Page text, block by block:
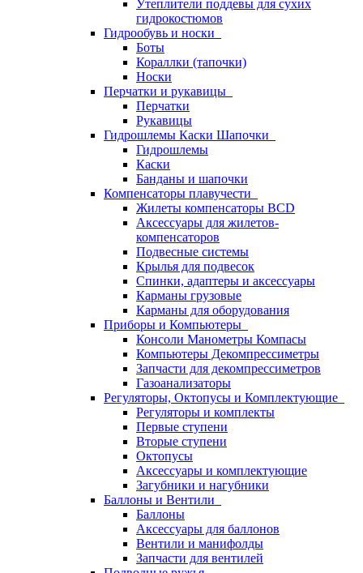
Утеплители поддевы для сухих
гидрокостюмов
Гидрообувь и носки
Боты
Кораллки (тапочки)
Носки
Перчатки и рукавицы
Перчатки
Рукавицы
Гидрошлемы Каски Шапочки
Гидрошлемы
Каски
Банданы и шапочки
Компенсаторы плавучести
Жилеты компенсаторы BCD
Аксессуары для жилетов-
компенсаторов
Подвесные системы
Крылья для подвесок
Спинки, адаптеры и аксессуары
Карманы грузовые
Карманы для оборудования
Приборы и Компьютеры
Консоли Манометры Компасы
Компьютеры Декомпрессиметры
Запчасти для декомпрессиметров
Газоанализаторы
Регуляторы, Октопусы и Комплектующие
Регуляторы и комплекты
Первые ступени
Вторые ступени
Октопусы
Аксессуары и комплектующие
Загубники и нагубники
Баллоны и Вентили
Баллоны
Аксессуары для баллонов
Вентили и манифолды
Запчасти для вентилей